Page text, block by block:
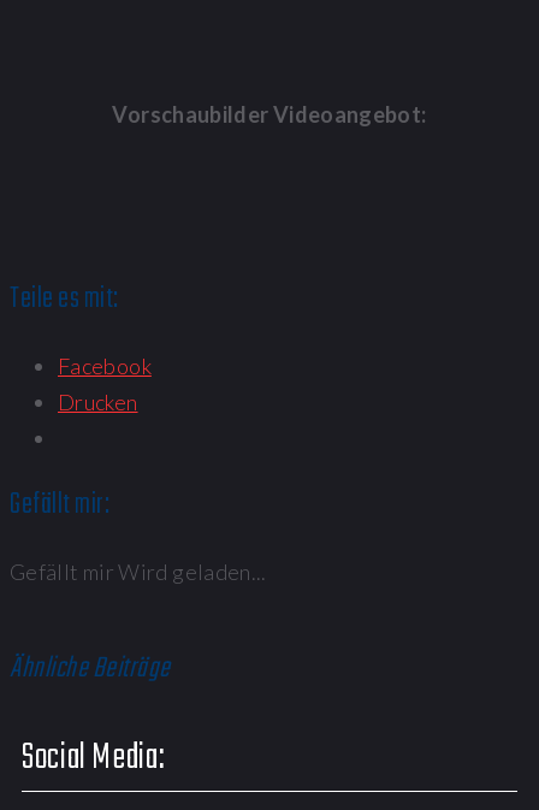
Vorschaubilder Videoangebot:
Teile es mit:
Facebook
Drucken
Gefällt mir:
Gefällt mirWird geladen...
Ähnliche Beiträge
Social Media: